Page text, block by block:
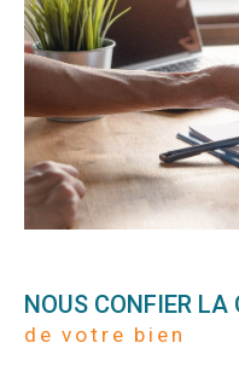
NOUS CONFIER LA
de votre bien